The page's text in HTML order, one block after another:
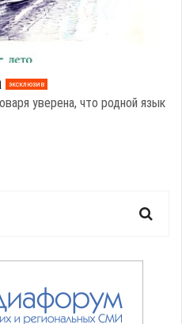
эксклюзив
уверена, что родной язык